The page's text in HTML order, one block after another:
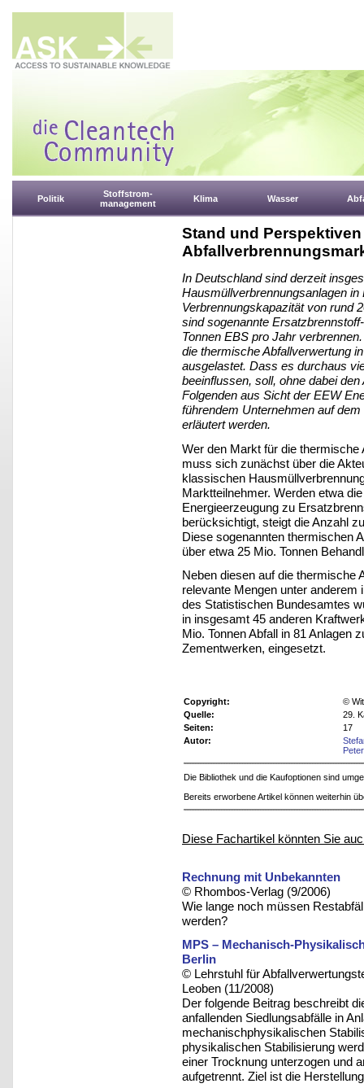
Politik
Stoffstrom-
management
Klima Wasser
Stand und
In Deutschland sind derzeit
Hausmüllverbrennungsanlagen
Verbrennungskapazität von rund
sind sogenannte
Tonnen EBS pro Jahr
die thermische Abfallverwertung
ausgelastet. Dass es durchaus
beeinflussen, soll, ohne dabei
Folgenden aus Sicht der EEW
führendem Unternehmen auf
erläutert werden.
Wer den Markt für die thermische
muss sich zunächst über die
klassischen
Marktteilnehmer. Werden etwa
Energieerzeugung zu
berücksichtigt, steigt die Anzahl
Diese sogenannten thermischen
über etwa 25 Mio. Tonnen
Neben diesen auf die thermische
relevante Mengen unter
des Statistischen Bundesamtes
in insgesamt 45 anderen
Mio. Tonnen Abfall in 81 Anlagen
Zementwerken, eingesetzt.
Copyright:
©
Quelle:
29.
Seiten:
17
Autor:
Die Bibliothek und die Kaufoptionen sind
Bereits erworbene Artikel können weiterhin
Diese Fachartikel könnten Sie
Rechnung mit Unbekannten
© Rhombos-Verlag (9/2006)
Wie lange noch müssen
werden?
MPS – Mechanisch-
Berlin
© Lehrstuhl für
Leoben (11/2008)
Der folgende Beitrag beschreibt
anfallenden Siedlungsabfälle in
mechanischphysikalischen
physikalischen Stabilisierung
einer Trocknung unterzogen und
aufgetrennt. Ziel ist die